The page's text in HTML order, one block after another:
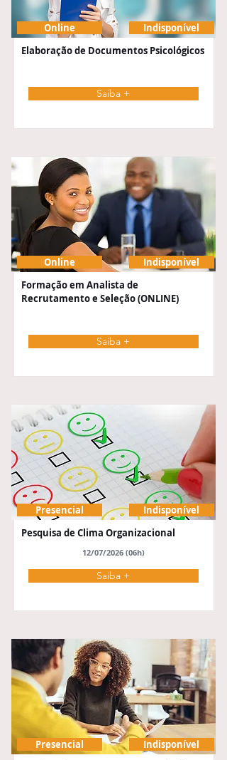
Indisponível
Online
Elaboração de Documentos Psicológicos
Saiba +
Indisponível
Online
Formação em Analista de
Recrutamento e Seleção (ONLINE)
Saiba +
Indisponível
Presencial
Pesquisa de Clima Organizacional
12/07/2026 (06h)
Saiba +
Indisponível
Presencial